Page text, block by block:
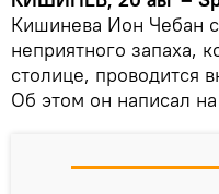
Кишинева Ион Чебан
неприятного запаха,
столице, проводится
Об этом он написал